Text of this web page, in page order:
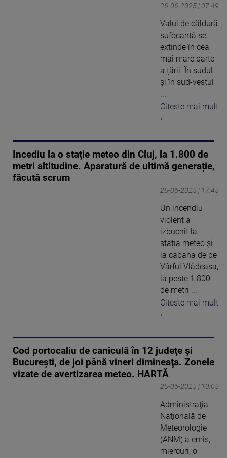
26-06-2025 | 07:49
Valul de căldură
sufocantă se
extinde în cea
mai mare parte
a țării. În sudul
și în sud-vestul
...
Citeste mai mult
›
Incediu la o stație meteo din Cluj, la 1.800 de
metri altitudine. Aparatură de ultimă generație,
făcută scrum
25-06-2025 | 17:45
Un incendiu
violent a
izbucnit la
stația meteo și
la cabana de pe
Vârful Vlădeasa,
la peste 1.800
de metri ...
Citeste mai mult
›
Cod portocaliu de caniculă în 12 judeţe şi
Bucureşti, de joi până vineri dimineaţa. Zonele
vizate de avertizarea meteo. HARTĂ
25-06-2025 | 10:05
Administraţia
Naţională de
Meteorologie
(ANM) a emis,
miercuri, o